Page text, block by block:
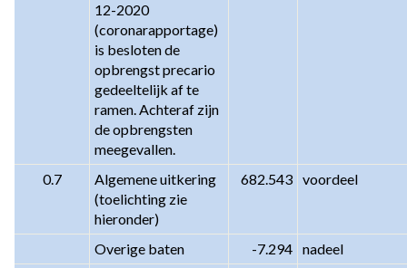
12-2020
(coronarapportage)
is besloten de
opbrengst precario
gedeeltelijk af te
ramen. Achteraf zijn
de opbrengsten
meegevallen.
0.7
Algemene uitkering
(toelichting zie
hieronder)
682.543 voordeel
Overige baten -7.294 nadeel